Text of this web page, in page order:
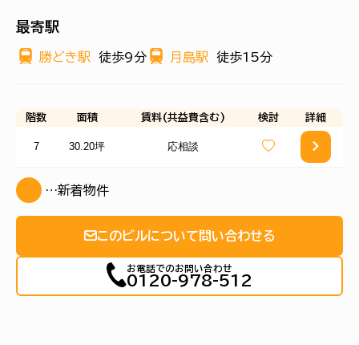
最寄駅
勝どき駅 徒歩9分 月島駅 徒歩15分
階数 面積 賃料(共益費含む) 検討 詳細
7 30.20坪 応相談
…新着物件
このビルについて問い合わせる
お電話でのお問い合わせ
0120-978-512